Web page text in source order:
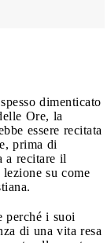
dimenticato
Ore, la
essere recitata
prima di
a recitare il
su come
perché i suoi
di una vita resa